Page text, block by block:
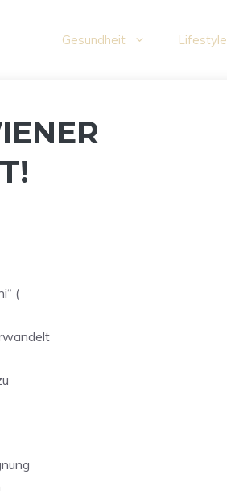
Gesundheit Lifestyle
(